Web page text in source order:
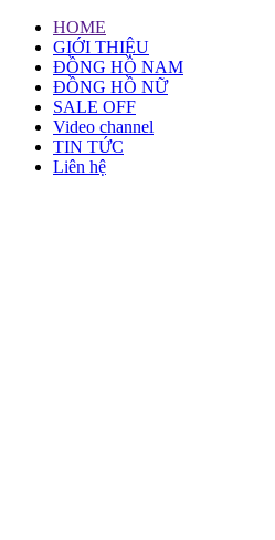
HOME
GIỚI THIỆU
ĐỒNG HỒ NAM
ĐỒNG HỒ NỮ
SALE OFF
Video channel
TIN TỨC
Liên hệ